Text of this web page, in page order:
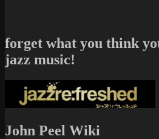
forget what you think
jazz music!
John Peel Wiki